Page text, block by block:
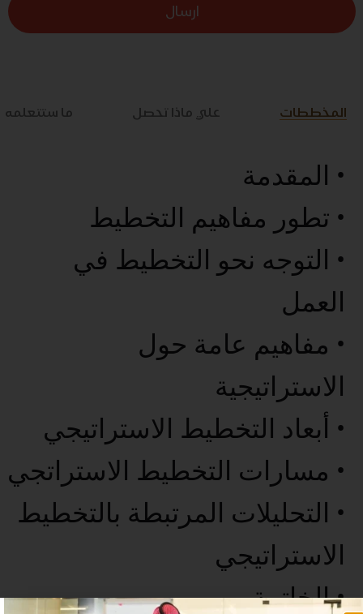
ارسال
المخططات علي ماذا تحصل ما ستتعلمه
• المقدمة
• تطور مفاهيم التخطيط
• التوجه نحو التخطيط في
العمل
• مفاهيم عامة حول
الاستراتيجية
• أبعاد التخطيط الاستراتيجي
• مسارات التخطيط الاستراتجي
• التحليلات المرتبطة بالتخطيط
الاستراتيجي
• الخاتمة